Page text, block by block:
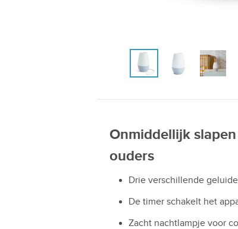
Onmiddellijk
ouders
Drie verschillende
De timer schakelt het
Zacht nachtlampje voor